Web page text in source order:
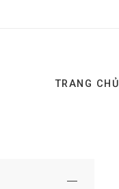
TRANG CHỦ